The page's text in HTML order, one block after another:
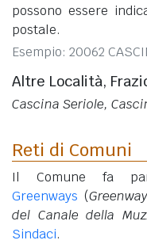
possono essere
postale.
Esempio: 20062
Altre Località,
Cascina Seriole,
Reti di Comuni
Il Comune fa
Greenways (
del Canale della
Sindaci.